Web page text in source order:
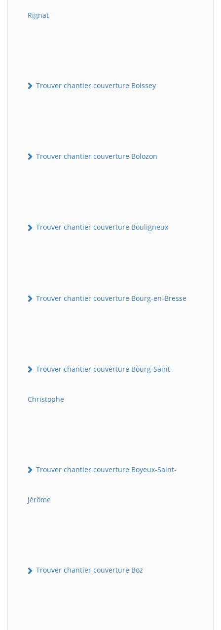
Rignat
Trouver chantier couverture Boissey
Trouver chantier couverture Bolozon
Trouver chantier couverture Bouligneux
Trouver chantier couverture Bourg-en-Bresse
Trouver chantier couverture Bourg-Saint-
Christophe
Trouver chantier couverture Boyeux-Saint-
Jérôme
Trouver chantier couverture Boz